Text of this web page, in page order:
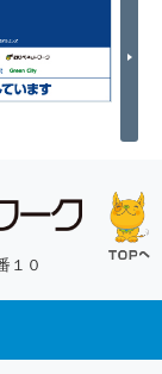
Next
１０